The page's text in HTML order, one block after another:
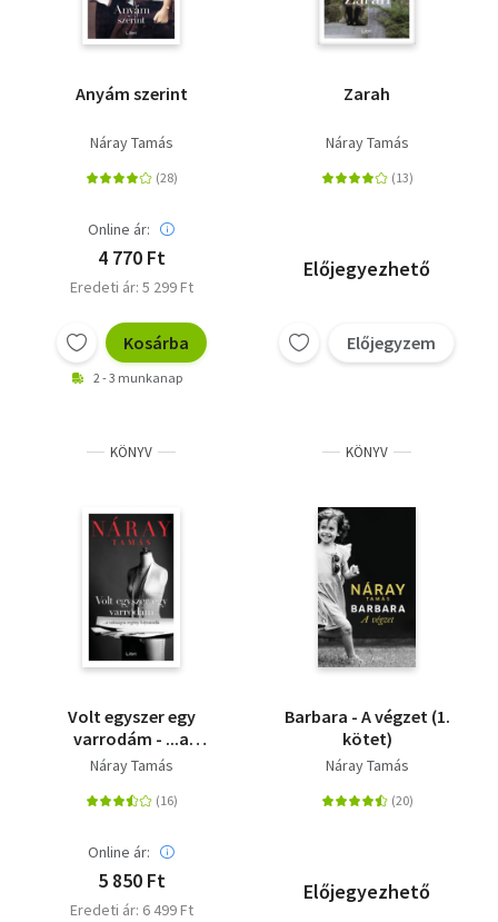
Anyám szerint
Náray Tamás
Online ár:
4 770 Ft
Eredeti ár: 5 299 Ft
Kosárba
2 - 3 munkanap
Zarah
Náray Tamás
Előjegyezhető
Előjegyzem
KÖNYV
Volt egyszer egy
varrodám - ...a
valóságos regény
Náray Tamás
Online ár:
5 850 Ft
Eredeti ár: 6 499 Ft
KÖNYV
Barbara - A végzet (1.
kötet)
Náray Tamás
Előjegyezhető